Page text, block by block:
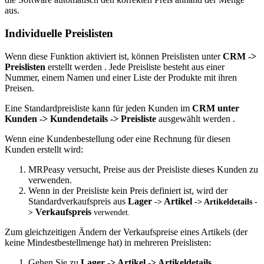
aus.
Individuelle Preislisten
Wenn diese Funktion aktiviert ist, können Preislisten unterCRM ->
Preislisten erstellt werden . Jede Preisliste besteht aus einer
Nummer, einem Namen und einer Liste der Produkte mit ihren
Preisen.
Eine Standardpreisliste kann für jeden Kunden im CRM unter
Kunden -> Kundendetails -> Preisliste ausgewählt werden .
Wenn eine Kundenbestellung oder eine Rechnung für diesen
Kunden erstellt wird:
MRPeasy versucht, Preise aus der Preisliste dieses Kunden zu
verwenden.
Wenn in der Preisliste kein Preis definiert ist, wird der
Standardverkaufspreis aus Lager -> Artikel -> Artikeldetails -
> Verkaufspreis verwendet.
Zum gleichzeitigen Ändern der Verkaufspreise eines Artikels (der
keine Mindestbestellmenge hat) in mehreren Preislisten: